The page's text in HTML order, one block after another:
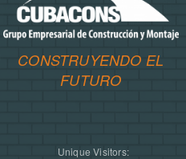
CONSTRUYENDO EL
FUTURO
Unique Visitors: